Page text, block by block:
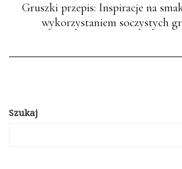
Gruszki przepis: Inspiracje na
wykorzystaniem soczystych
Szukaj